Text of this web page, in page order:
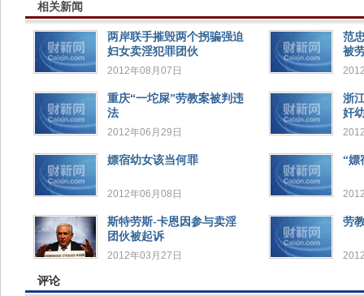
相关新闻
两岸联手摧毁两个拐骗强迫
妇女卖淫犯罪团伙
2012年08月07日
范
被
重庆“一坨屎”劳教案被判违
法
2012年06月29日
浙
奸
嫖宿幼女该当何罪
2012年06月08日
“嫖
斯特劳斯-卡恩因参与卖淫
团伙被起诉
2012年03月27日
劳
评论